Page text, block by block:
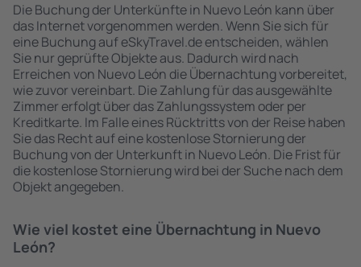
Die Buchung der Unterkünfte in Nuevo León kann über
das Internet vorgenommen werden. Wenn Sie sich für
eine Buchung auf eSkyTravel.de entscheiden, wählen
Sie nur geprüfte Objekte aus. Dadurch wird nach
Erreichen von Nuevo León die Übernachtung vorbereitet,
wie zuvor vereinbart. Die Zahlung für das ausgewählte
Zimmer erfolgt über das Zahlungssystem oder per
Kreditkarte. Im Falle eines Rücktritts von der Reise haben
Sie das Recht auf eine kostenlose Stornierung der
Buchung von der Unterkunft in Nuevo León. Die Frist für
die kostenlose Stornierung wird bei der Suche nach dem
Objekt angegeben.
Wie viel kostet eine Übernachtung in Nuevo
León?